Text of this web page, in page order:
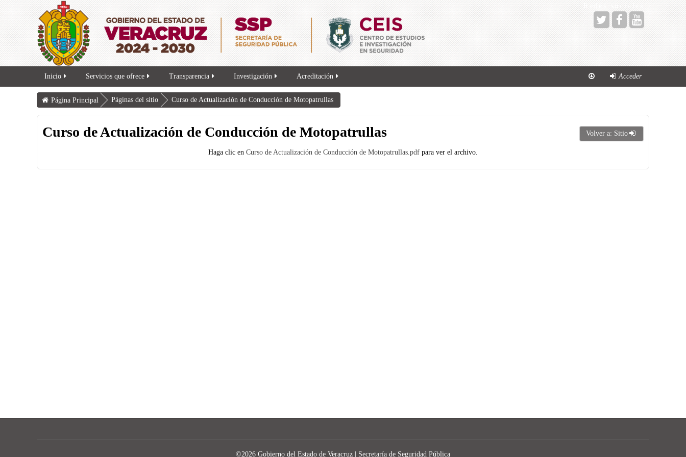
Redes sociales
Acceder
Inicio Servicios que ofrece Transparencia Investigación Acreditación
Página Principal Páginas del sitio Curso de Actualización de Conducción de Motopatrullas
Curso de Actualización de Conducción de Motopatrullas Volver a: Sitio
Haga clic en Curso de Actualización de Conducción de Motopatrullas.pdf para ver el archivo.
©2026 Gobierno del Estado de Veracruz | Secretaría de Seguridad Pública